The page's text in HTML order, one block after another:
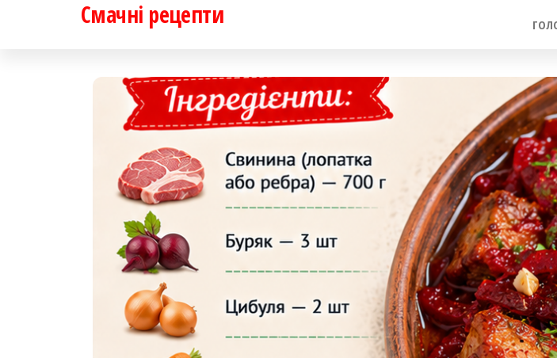
Смачні рецепти